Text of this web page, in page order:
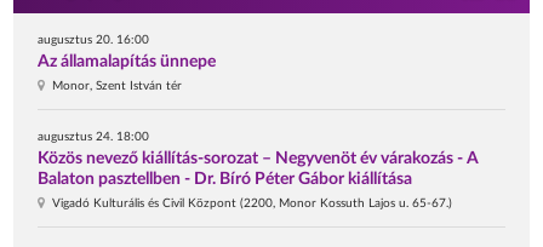
augusztus 20. 16:00
Az államalapítás ünnepe
Monor, Szent István tér
augusztus 24. 18:00
Közös nevező kiállítás-sorozat – Negyvenöt év várakozás - A
Balaton pasztellben - Dr. Bíró Péter Gábor kiállítása
Vigadó Kulturális és Civil Központ (2200, Monor Kossuth Lajos u. 65-67.)